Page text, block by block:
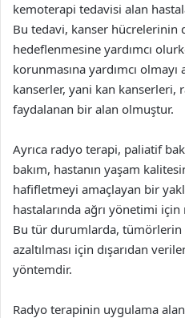
kemoterapi tedavisi alan
Bu tedavi, kanser hücrelerinin
hedeflenmesine yardımcı
korunmasına yardımcı
kanserler, yani kan kanserleri,
faydalanan bir alan olmuştur.
Ayrıca radyo terapi, paliatif
bakım, hastanın yaşam
hafifletmeyi amaçlayan bir
hastalarında ağrı yönetimi
Bu tür durumlarda, tümörlerin
azaltılması için dışarıdan
yöntemdir.
Radyo terapinin uygulama